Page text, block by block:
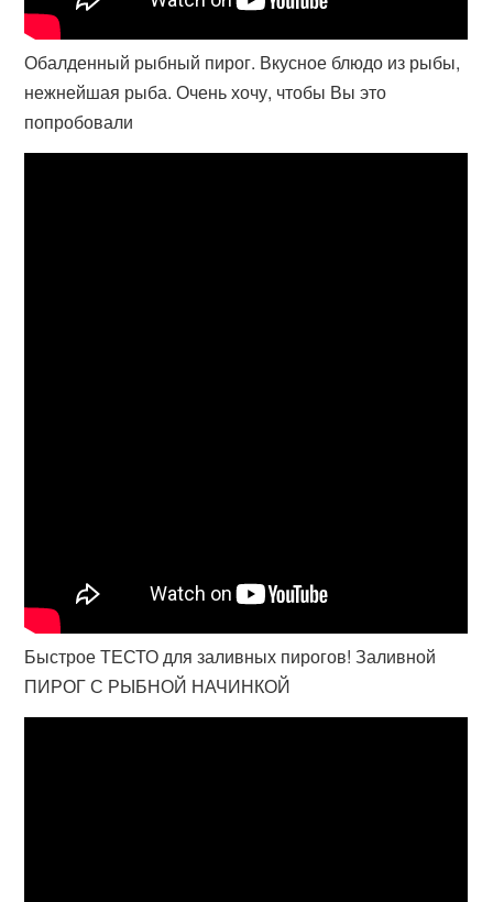
Обалденный рыбный пирог. Вкусное блюдо из рыбы,
нежнейшая рыба. Очень хочу, чтобы Вы это
попробовали
Быстрое ТЕСТО для заливных пирогов! Заливной
ПИРОГ С РЫБНОЙ НАЧИНКОЙ